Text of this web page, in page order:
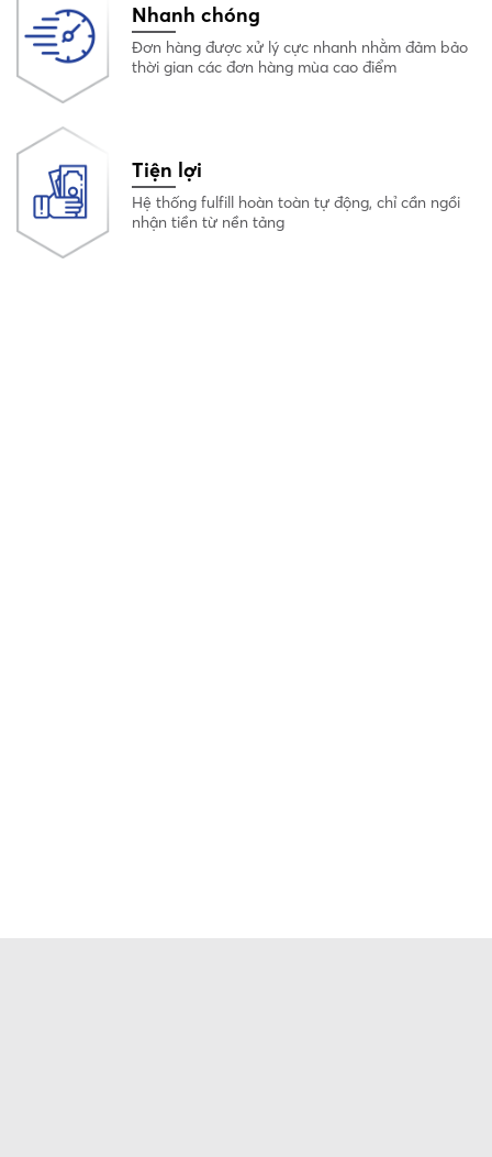
Nhanh chóng
Đơn hàng được xử lý cực nhanh nhằm đảm bảo
thời gian các đơn hàng mùa cao điểm
Tiện lợi
Hệ thống fulfill hoàn toàn tự động, chỉ cần ngồi
nhận tiền từ nền tảng